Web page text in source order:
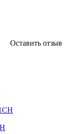
Оставить отзыв